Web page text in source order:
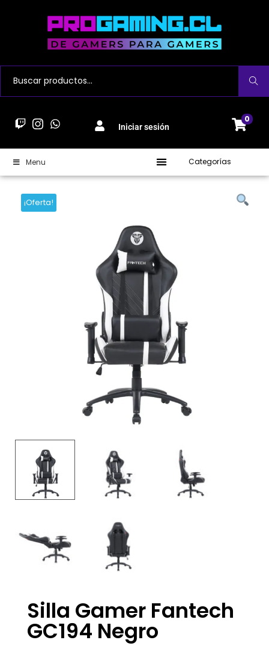
Buscar
Iniciar sesión
0
Menu Categorías
¡Oferta!
Silla Gamer Fantech
GC194 Negro